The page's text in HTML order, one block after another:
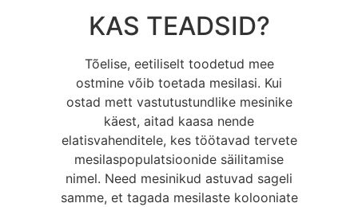
KAS TEADSID?
Tõelise, eetiliselt toodetud mee
ostmine võib toetada mesilasi. Kui
ostad mett vastutustundlike mesinike
käest, aitad kaasa nende
elatisvahenditele, kes töötavad tervete
mesilaspopulatsioonide säilitamise
nimel. Need mesinikud astuvad sageli
samme, et tagada mesilaste kolooniate